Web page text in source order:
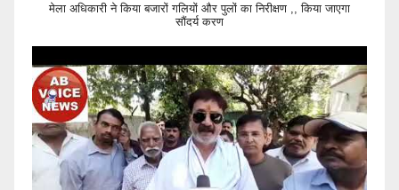
मेला अधिकारी ने किया बजारों गलियों और पुलों का निरीक्षण ,, किया जाएगा
सौंदर्य करण